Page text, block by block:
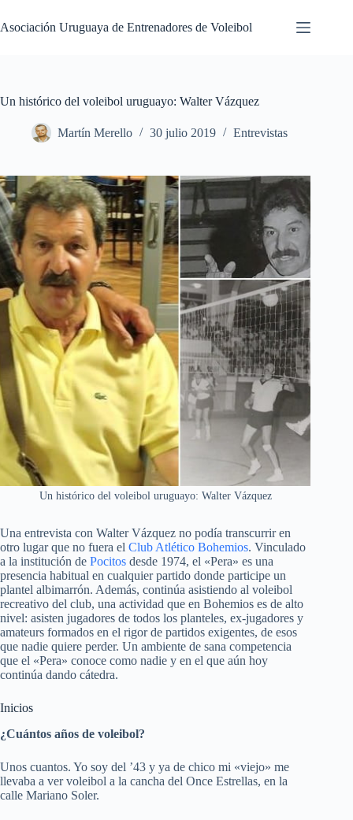
al
contenido
Asociación Uruguaya de Entrenadores de Voleibol
Un histórico del voleibol uruguayo: Walter Vázquez
Martín Merello 30 julio 2019 Entrevistas
Un histórico del voleibol uruguayo: Walter Vázquez
Una entrevista con Walter Vázquez no podía transcurrir en
otro lugar que no fuera el Club Atlético Bohemios. Vinculado
a la institución de Pocitos desde 1974, el «Pera» es una
presencia habitual en cualquier partido donde participe un
plantel albimarrón. Además, continúa asistiendo al voleibol
recreativo del club, una actividad que en Bohemios es de alto
nivel: asisten jugadores de todos los planteles, ex-jugadores y
amateurs formados en el rigor de partidos exigentes, de esos
que nadie quiere perder. Un ambiente de sana competencia
que el «Pera» conoce como nadie y en el que aún hoy
continúa dando cátedra.
Inicios
¿Cuántos años de voleibol?
Unos cuantos. Yo soy del ’43 y ya de chico mi «viejo» me
llevaba a ver voleibol a la cancha del Once Estrellas, en la
calle Mariano Soler.